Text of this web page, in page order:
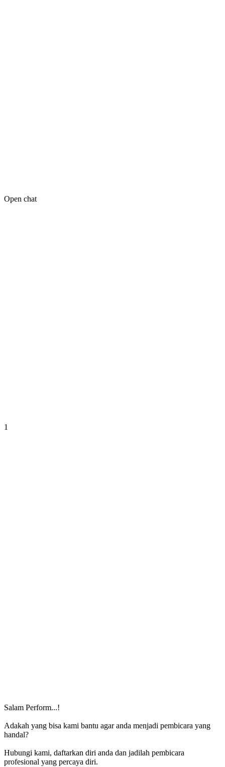
Open chat
1
Salam Perform...!
Adakah yang bisa kami bantu agar anda menjadi pembicara yang
handal?
Hubungi kami, daftarkan diri anda dan jadilah pembicara
profesional yang percaya diri.